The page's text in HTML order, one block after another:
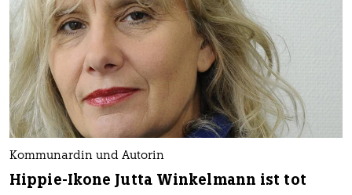
Kommunardin und Autorin
Hippie-Ikone Jutta Winkelmann ist tot